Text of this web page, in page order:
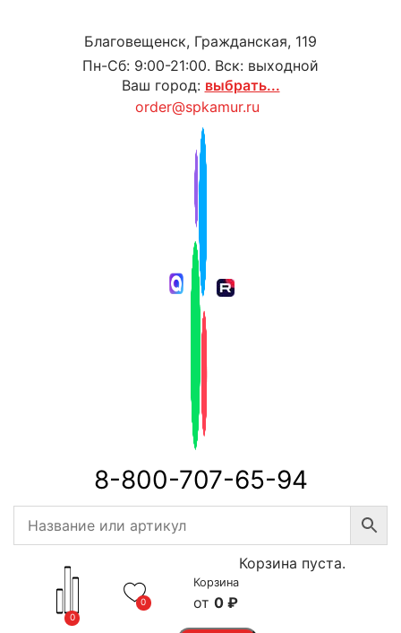
Благовещенск, Гражданская, 119
Пн-Сб: 9:00-21:00. Вск: выходной
Ваш город: выбрать...
order@spkamur.ru
8-800-707-65-94
0
0
Корзина
0 ₽
Корзина пуста.